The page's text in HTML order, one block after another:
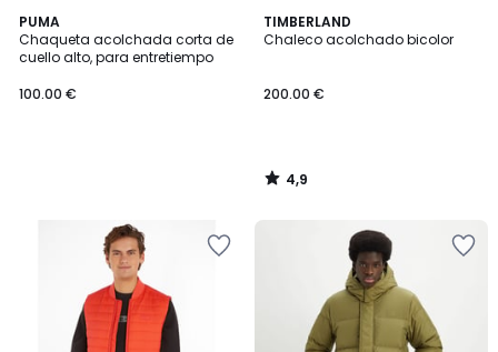
PUMA
Chaqueta acolchada corta de
cuello alto, para entretiempo
100.00 €
TIMBERLAND
Chaleco acolchado bicolor
200.00 €
4,9
/ 5
4,9
/